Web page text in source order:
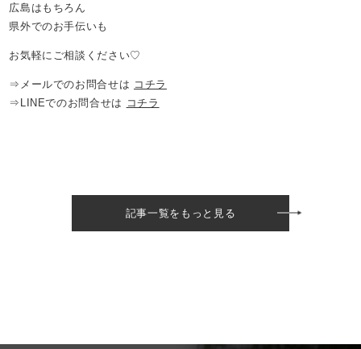
広島はもちろん
県外でのお手伝いも
お気軽にご相談ください♡
⇒メールでのお問合せは コチラ
⇒LINEでのお問合せは コチラ
記事一覧をもっと見る